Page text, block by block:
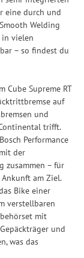
eine durch und
Welding
in vielen
– so findest du
Cube Supreme RT
auf
und
trifft.
Performance
der
zusammen – für
am Ziel.
Bike einer
verstellbaren
mit
und
was das